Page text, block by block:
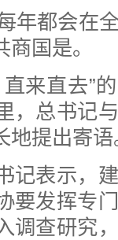
都会在
国是。
直去”的
，总书记
地提出寄语
表示，建
要发挥专
调查研究